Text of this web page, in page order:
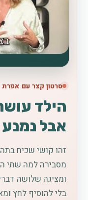
סרטון קצר עם אפרת
הילד
אבל
זהו קושי שכיח
מסבירה למה שתי
ומציגה שלושה
בלי להוסיף לחץ